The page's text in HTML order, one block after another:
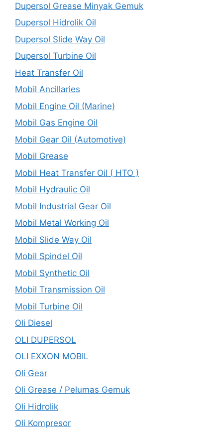
Dupersol Grease Minyak Gemuk
Dupersol Hidrolik Oil
Dupersol Slide Way Oil
Dupersol Turbine Oil
Heat Transfer Oil
Mobil Ancillaries
Mobil Engine Oil (Marine)
Mobil Gas Engine Oil
Mobil Gear Oil (Automotive)
Mobil Grease
Mobil Heat Transfer Oil ( HTO )
Mobil Hydraulic Oil
Mobil Industrial Gear Oil
Mobil Metal Working Oil
Mobil Slide Way Oil
Mobil Spindel Oil
Mobil Synthetic Oil
Mobil Transmission Oil
Mobil Turbine Oil
Oli Diesel
OLI DUPERSOL
OLI EXXON MOBIL
Oli Gear
Oli Grease / Pelumas Gemuk
Oli Hidrolik
Oli Kompresor